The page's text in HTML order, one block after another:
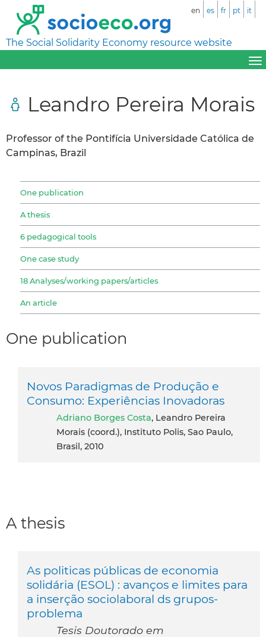
The Social Solidarity Economy resource website
en es fr pt it
Leandro Pereira Morais
Professor of the Pontifícia Universidade Católica de
Campinas, Brazil
One publication
A thesis
6 pedagogical tools
One case study
18 Analyses/working papers/articles
An article
One publication
Novos Paradigmas de Produção e
Consumo: Experiências Inovadoras
Adriano Borges Costa, Leandro Pereira
Morais (coord.), Instituto Polis, Sao Paulo,
Brasil, 2010
A thesis
As politicas públicas de economia
solidária (ESOL) : avanços e limites para
a inserção sociolaboral ds grupos-
problema
Tesis Doutorado em